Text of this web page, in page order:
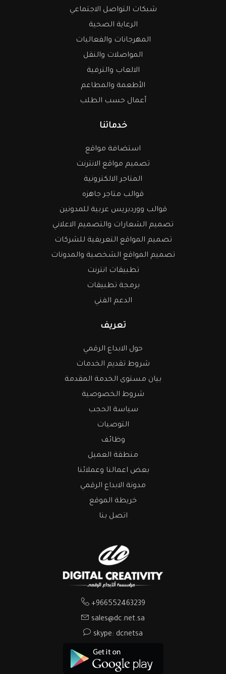
شبكات التواصل الاجتماعي
الرعاية الصحية
المهرجانات والفعاليات
المواصلات والنقل
الالعاب والترفية
الأطعمة والمطاعم
أعمال حسب الطلب
خدماتنا
استضافة مواقع
تصميم مواقع الانترنت
المتاجر الالكترونية
قوالب متاجر جاهزه
قوالب ووردبريس عربية للمدونين
تصميم الشعارات والتصميم الاعلاني
تصميم المواقع التعريفية للشركات
تصميم المواقع الشخصية والمدونات
تطبيقات انترنت
برمجة تطبيقات
الدعم الفني
تعريف
حول الابداع الرقمي
شروط تقديم الخدمات
بيان مستوى الخدمة المقدمة
شروط الخصوصية
سياسة الحجب
التوصيات
وظائف
منطقة العميل
بعض اعمالنا وعملائنا
مدونة الابداع الرقمي
خريطة الموقع
اتصل بنا
+966552463239
sales@dc.net.sa
skype: dcnetsa